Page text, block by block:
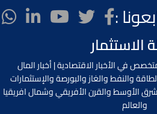
:
الاستثمار
في الأخبار الاقتصادية | أخبار المال
والنفط والغاز والبورصة والإستثمارات
الأوسط والقرن الأفريقي وشمال افريقيا
والعالم